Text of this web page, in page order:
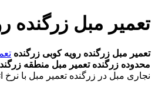
تعمیر مبل زرگنده
تعمیر مبل زرگنده رویه کوبی زرگنده
محدوده زرگنده تعمیر مبل منطقه
نجاری مبل در زرگنده تعمیر مبل با